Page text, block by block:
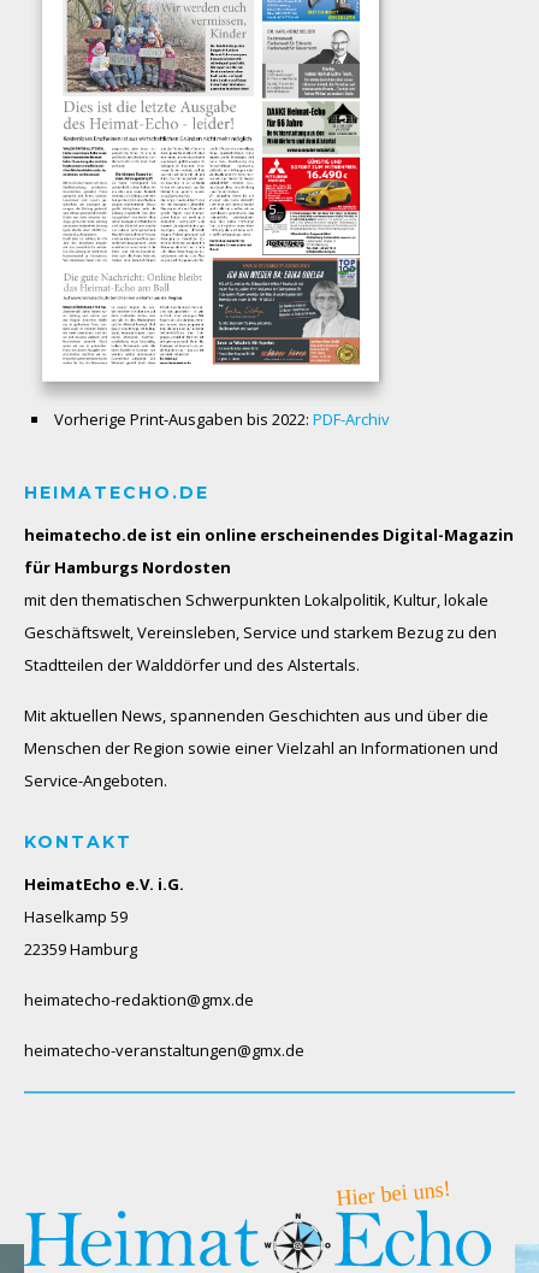
Vorherige Print-Ausgaben bis 2022: PDF-Archiv
HEIMATECHO.DE
heimatecho.de ist ein online erscheinendes Digital-Magazin
für Hamburgs Nordosten
mit den thematischen Schwerpunkten Lokalpolitik, Kultur, lokale
Geschäftswelt, Vereinsleben, Service und starkem Bezug zu den
Stadtteilen der Walddörfer und des Alstertals.
Mit aktuellen News, spannenden Geschichten aus und über die
Menschen der Region sowie einer Vielzahl an Informationen und
Service-Angeboten.
KONTAKT
HeimatEcho e.V. i.G.
Haselkamp 59
22359 Hamburg
heimatecho-redaktion@gmx.de
heimatecho-veranstaltungen@gmx.de